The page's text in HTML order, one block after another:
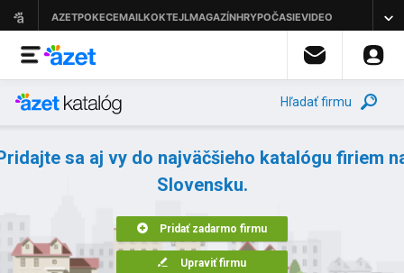
Hľadať firmu
sa aj vy do najväčšieho katalógu firiem
Slovensku.
Pridať zadarmo firmu
Upraviť firmu